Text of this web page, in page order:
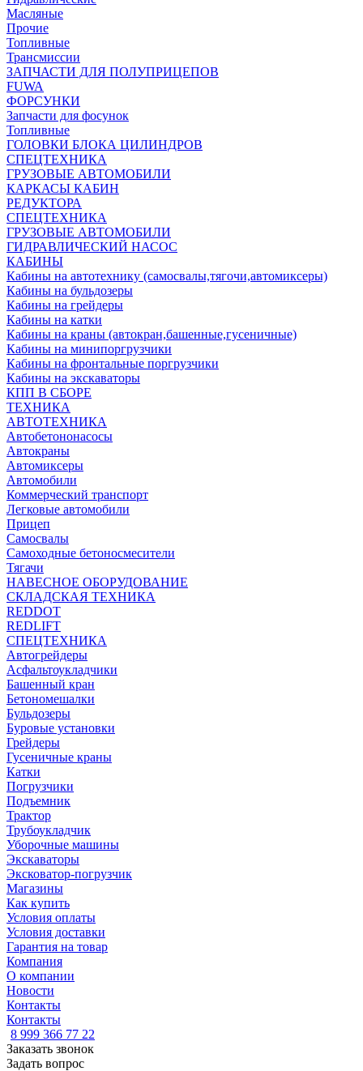
Масляные
Прочие
Топливные
Трансмиссии
ЗАПЧАСТИ ДЛЯ ПОЛУПРИЦЕПОВ
FUWA
ФОРСУНКИ
Запчасти для фосунок
Топливные
ГОЛОВКИ БЛОКА ЦИЛИНДРОВ
СПЕЦТЕХНИКА
ГРУЗОВЫЕ АВТОМОБИЛИ
КАРКАСЫ КАБИН
РЕДУКТОРА
СПЕЦТЕХНИКА
ГРУЗОВЫЕ АВТОМОБИЛИ
ГИДРАВЛИЧЕСКИЙ НАСОС
КАБИНЫ
Кабины на автотехнику (самосвалы,тягочи,автомиксеры)
Кабины на бульдозеры
Кабины на грейдеры
Кабины на катки
Кабины на краны (автокран,башенные,гусеничные)
Кабины на минипоргрузчики
Кабины на фронтальные поргрузчики
Кабины на экскаваторы
КПП В СБОРЕ
ТЕХНИКА
АВТОТЕХНИКА
Автобетононасосы
Автокраны
Автомиксеры
Автомобили
Коммерческий транспорт
Легковые автомобили
Прицеп
Самосвалы
Самоходные бетоносмесители
Тягачи
НАВЕСНОЕ ОБОРУДОВАНИЕ
СКЛАДСКАЯ ТЕХНИКА
REDDOT
REDLIFT
СПЕЦТЕХНИКА
Автогрейдеры
Асфальтоукладчики
Башенный кран
Бетономешалки
Бульдозеры
Буровые установки
Грейдеры
Гусеничные краны
Катки
Погрузчики
Подъемник
Трактор
Трубоукладчик
Уборочные машины
Экскаваторы
Эксковатор-погрузчик
Магазины
Как купить
Условия оплаты
Условия доставки
Гарантия на товар
Компания
О компании
Новости
Контакты
Контакты
8 999 366 77 22
Заказать звонок
Задать вопрос